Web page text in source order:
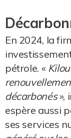
En 2024, la
pétrole. «
décarbonés»,
espère aussi
ses services